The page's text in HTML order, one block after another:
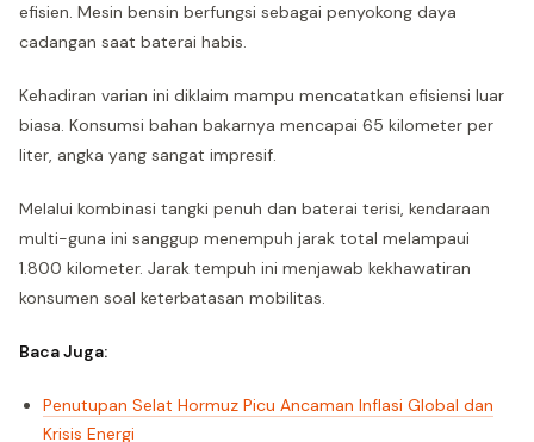
efisien. Mesin bensin berfungsi sebagai penyokong daya
cadangan saat baterai habis.
Kehadiran varian ini diklaim mampu mencatatkan efisiensi luar
biasa. Konsumsi bahan bakarnya mencapai 65 kilometer per
liter, angka yang sangat impresif.
Melalui kombinasi tangki penuh dan baterai terisi, kendaraan
multi-guna ini sanggup menempuh jarak total melampaui
1.800 kilometer. Jarak tempuh ini menjawab kekhawatiran
konsumen soal keterbatasan mobilitas.
Baca Juga:
Penutupan Selat Hormuz Picu Ancaman Inflasi Global dan
Krisis Energi